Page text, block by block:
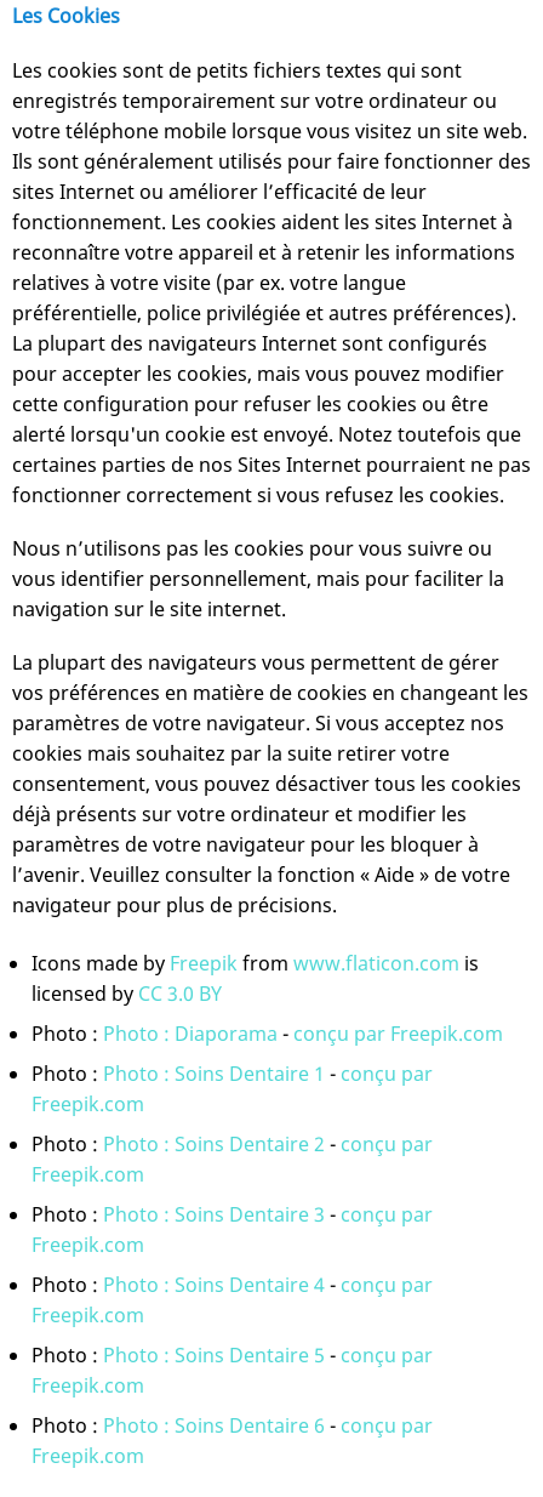
Les Cookies
Les cookies sont de petits fichiers textes qui sont
enregistrés temporairement sur votre ordinateur ou
votre téléphone mobile lorsque vous visitez un site web.
Ils sont généralement utilisés pour faire fonctionner des
sites Internet ou améliorer l’efficacité de leur
fonctionnement. Les cookies aident les sites Internet à
reconnaître votre appareil et à retenir les informations
relatives à votre visite (par ex. votre langue
préférentielle, police privilégiée et autres préférences).
La plupart des navigateurs Internet sont configurés
pour accepter les cookies, mais vous pouvez modifier
cette configuration pour refuser les cookies ou être
alerté lorsqu'un cookie est envoyé. Notez toutefois que
certaines parties de nos Sites Internet pourraient ne pas
fonctionner correctement si vous refusez les cookies.
Nous n’utilisons pas les cookies pour vous suivre ou
vous identifier personnellement, mais pour faciliter la
navigation sur le site internet.
La plupart des navigateurs vous permettent de gérer
vos préférences en matière de cookies en changeant les
paramètres de votre navigateur. Si vous acceptez nos
cookies mais souhaitez par la suite retirer votre
consentement, vous pouvez désactiver tous les cookies
déjà présents sur votre ordinateur et modifier les
paramètres de votre navigateur pour les bloquer à
l’avenir. Veuillez consulter la fonction « Aide » de votre
navigateur pour plus de précisions.
Icons made by Freepik from www.flaticon.com is
licensed by CC 3.0 BY
Photo : Photo : Diaporama - conçu par Freepik.com
Photo : Photo : Soins Dentaire 1 - conçu par
Freepik.com
Photo : Photo : Soins Dentaire 2 - conçu par
Freepik.com
Photo : Photo : Soins Dentaire 3 - conçu par
Freepik.com
Photo : Photo : Soins Dentaire 4- conçu par
Freepik.com
Photo : Photo : Soins Dentaire 5 - conçu par
Freepik.com
Photo : Photo : Soins Dentaire 6 - conçu par
Freepik.com